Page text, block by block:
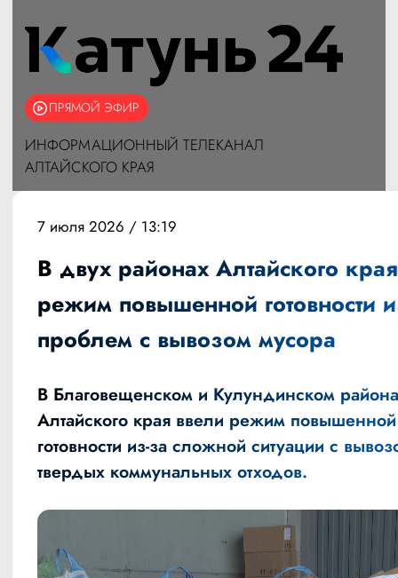
ПРЯМОЙ ЭФИР
ИНФОРМАЦИОННЫЙ ТЕЛЕКАНАЛ
АЛТАЙСКОГО КРАЯ
7 июля 2026 / 13:19
В двух районах Алтайского
режим повышенной готовности
проблем с вывозом мусора
В Благовещенском и Кулундинском
Алтайского края ввели режим повышенной
готовности из-за сложной ситуации с
твердых коммунальных отходов.